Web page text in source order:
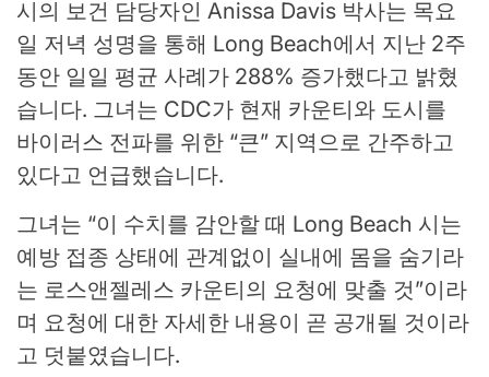
시의 보건 담당자인 Anissa Davis 박사는 목요
일 저녁 성명을 통해 Long Beach에서 지난 2주
동안 일일 평균 사례가 288% 증가했다고 밝혔
습니다. 그녀는 CDC가 현재 카운티와 도시를
바이러스 전파를 위한 “큰” 지역으로 간주하고
있다고 언급했습니다.
그녀는 “이 수치를 감안할 때 Long Beach 시는
예방 접종 상태에 관계없이 실내에 몸을 숨기라
는 로스앤젤레스 카운티의 요청에 맞출 것”이라
며 요청에 대한 자세한 내용이 곧 공개될 것이라
고 덧붙였습니다.